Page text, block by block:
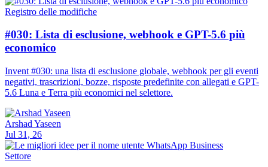
Registro delle modifiche
#030: Lista di esclusione, webhook e GPT-5.6 più
economico
Invent #030: una lista di esclusione globale, webhook per gli eventi
negativi, trascrizioni, bozze, risposte predefinite con allegati e GPT-
5.6 Luna e Terra più economici nel selettore.
Arshad Yaseen
Jul 31, 26
Settore